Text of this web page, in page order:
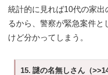
統計的に見れば10代の家出
るから、警察が緊急案件と
けど分かってしまう。
15. 謎の名無しさん（